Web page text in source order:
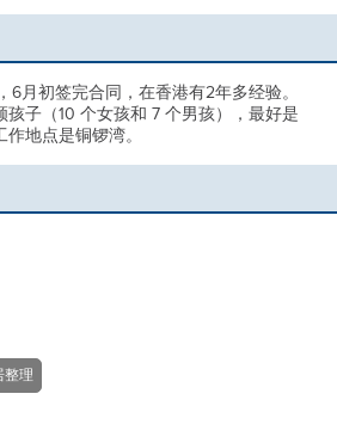
月初签完合同，在香港有2年多经验。
子（10 个女孩和 7 个男孩），最好是
地点是铜锣湾。
整理